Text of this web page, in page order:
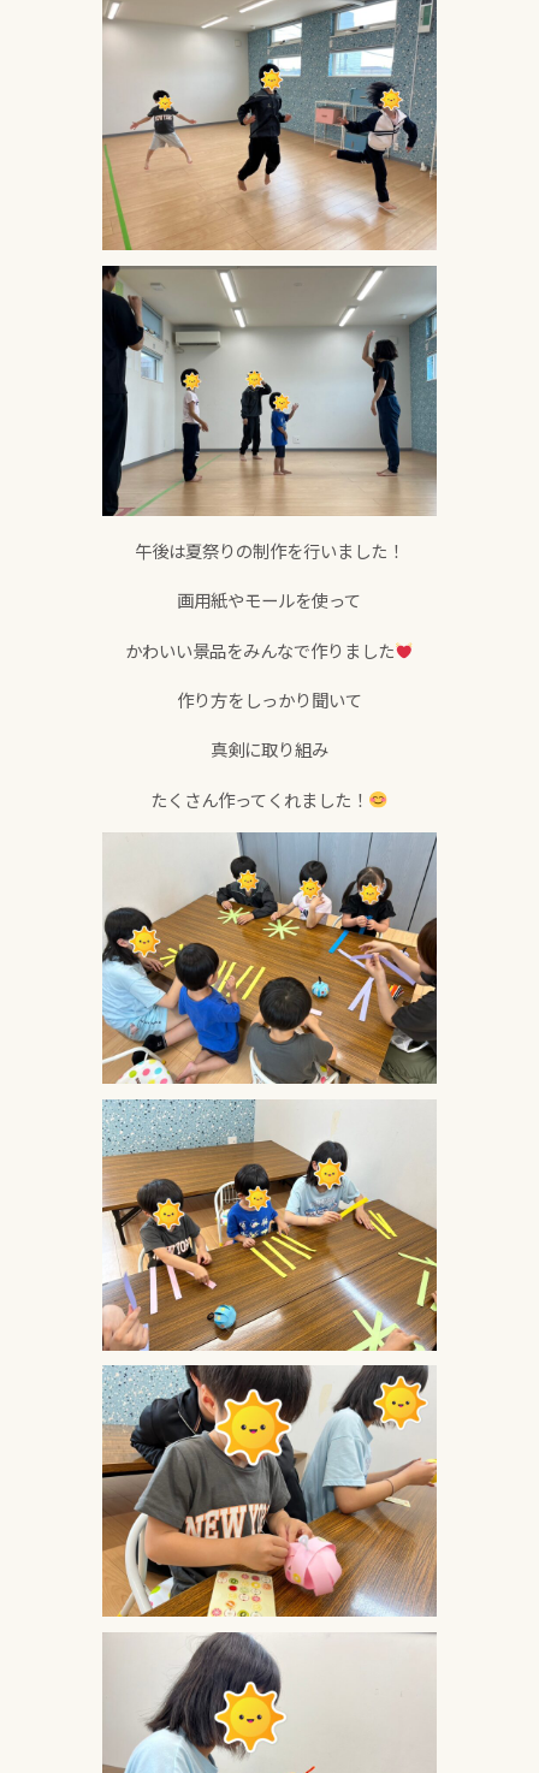
午後は夏祭りの制作を行いました！
画用紙やモールを使って
かわいい景品をみんなで作りました
作り方をしっかり聞いて
真剣に取り組み
たくさん作ってくれました！